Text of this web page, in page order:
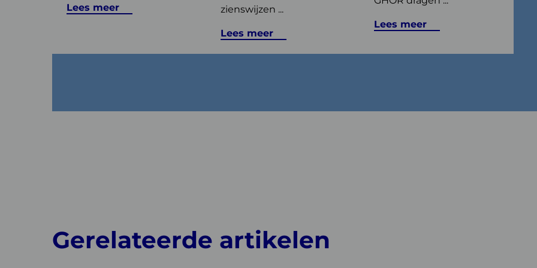
Lees meer
zienswijzen ...
Lees meer
Lees meer
Gerelateerde artikelen